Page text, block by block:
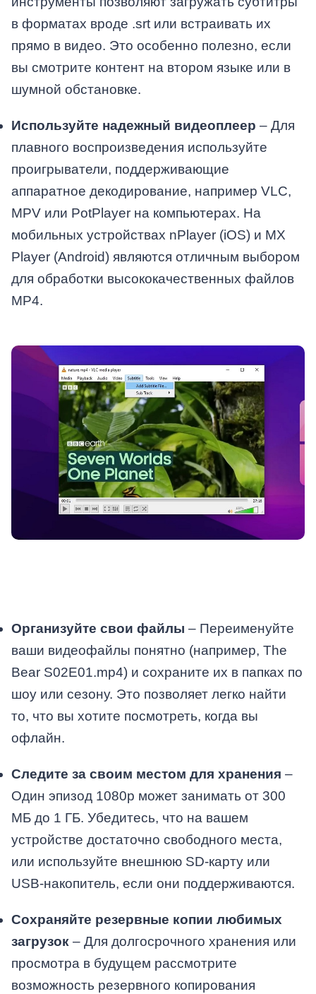
в форматах вроде .srt или встраивать их
прямо в видео. Это особенно полезно, если
вы смотрите контент на втором языке или в
шумной обстановке.
Используйте надежный видеоплеер – Для
плавного воспроизведения используйте
проигрыватели, поддерживающие
аппаратное декодирование, например VLC,
MPV или PotPlayer на компьютерах. На
мобильных устройствах nPlayer (iOS) и MX
Player (Android) являются отличным выбором
для обработки высококачественных файлов
MP4.
Организуйте свои файлы – Переименуйте
ваши видеофайлы понятно (например, The
Bear S02E01.mp4) и сохраните их в папках по
шоу или сезону. Это позволяет легко найти
то, что вы хотите посмотреть, когда вы
офлайн.
Следите за своим местом для хранения –
Один эпизод 1080p может занимать от 300
МБ до 1 ГБ. Убедитесь, что на вашем
устройстве достаточно свободного места,
или используйте внешнюю SD-карту или
USB-накопитель, если они поддерживаются.
Сохраняйте резервные копии любимых
загрузок– Для долгосрочного хранения или
просмотра в будущем рассмотрите
возможность резервного копирования